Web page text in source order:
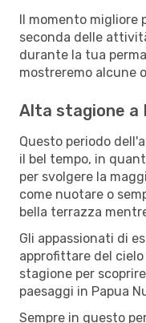
Il momento migliore
seconda delle
durante la tua
mostreremo alcune
Alta stagione a
Questo periodo
il bel tempo, in
per svolgere la
come nuotare o
bella terrazza
Gli appassionati di
approfittare del
stagione per
paesaggi in Papua
Sempre in questo